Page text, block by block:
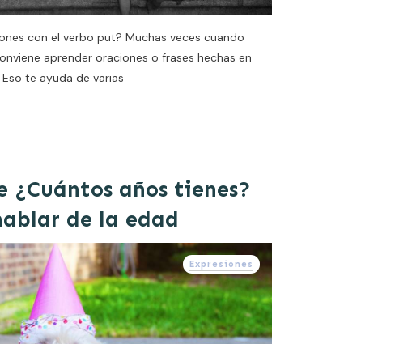
con el verbo put? Muchas veces cuando
aprender oraciones o frases hechas en
te ayuda de varias
¿Cuántos años tienes?
de la edad
Expresiones